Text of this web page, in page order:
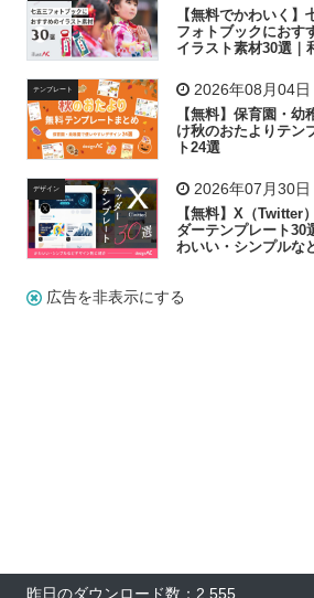
子供 作業員 葉 相談 ピクトグ
【無料でかわいく】
フォトブックにおす
イラスト素材30選｜
テンプレート 2026年08月04日
【無料】保育園・幼
け秋のおたよりテン
ト24選
デザイン 2026年07月30日
【無料】X（Twitter
ダーテンプレート30
わいい・シンプルな
広告を非表示にする
昨日のダウンロード数：2,555